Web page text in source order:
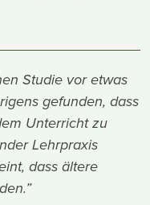
Studie vor etwas
gefunden, dass
Unterricht zu
Lehrpraxis
dass ältere